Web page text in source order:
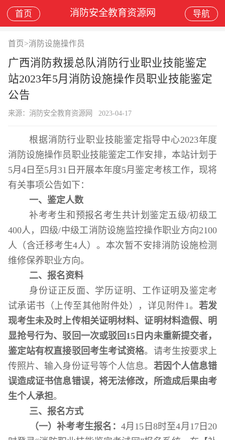
首页 消防安全教育资源网 导航
首页 >消防设施操作员
广西消防救援总队消防行业职业技能鉴定
站2023年5月消防设施操作员职业技能鉴定
公告
来源：消防安全教育资源网 2023-04-17
根据消防行业职业技能鉴定指导中心2023年度
消防设施操作员职业技能鉴定工作安排，本站计划于
5月 4日至5月 31 日开展本年度5月鉴定考核工作，现将
有关事项公告如下：
一、鉴定人数
补考考生和预报名考生共计划鉴定五级/初级工
400人，四级/中级工消防设施监控操作职业方向2100
人（含迁移考生4人）。本次暂不安排消防设施检测
维修保养职业方向。
二、报名资料
身份证正反面、学历证明、工作证明及鉴定考
试承诺书（上传至其他附件处），详见附件1。 若发
现考生未及时上传相关证明材料、证明材料造假、明
显抢号行为、驳回一次或驳回 15 日内未重新提交者，
鉴定站有权直接驳回考生考试资格。请考生按要求上
传照片、输入身份证号等个人信息。 若因个人信息错
误造成证书信息错误，将无法修改，所造成后果由考
生个人承担。
三、报名方式
（一）补考考生报名： 4月 15 日 8时至4月 17日 20